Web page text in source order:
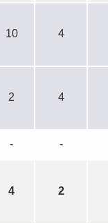
10 4
2 4
- -
4 2